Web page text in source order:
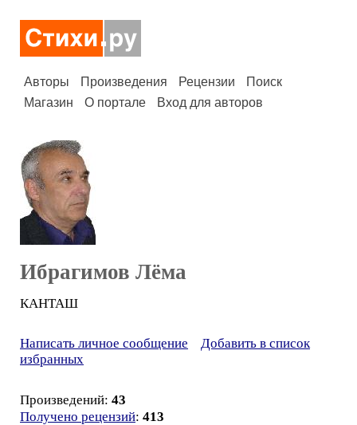
Авторы Произведения Рецензии
Поиск
Магазин
О портале Вход для авторов
Ибрагимов Лёма
КАНТАШ
Написать личное сообщение
Добавить в список
избранных
Произведений: 43
Получено рецензий: 413